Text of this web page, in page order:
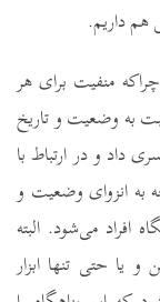
هم داریم.
منفیت برای هر
به وضعیت و تاریخ
داد و در ارتباط با
به انزوای وضعیت و
می‌شود. البته
حتی تنها ابزار